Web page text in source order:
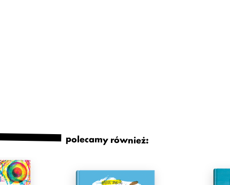
polecamy również: